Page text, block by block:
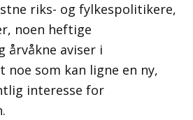
riks- og fylkespolitikere,
noen heftige
årvåkne aviser i
noe som kan ligne en ny,
interesse for